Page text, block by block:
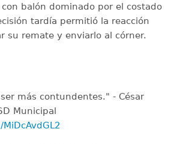
balón dominado por el costado
tardía permitió la reacción
su remate y enviarlo al córner.
más contundentes." - César
Municipal